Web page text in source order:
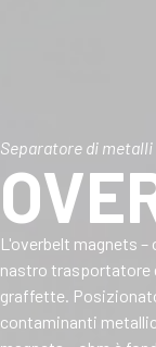
Separatore di metalli
L'overbelt magnets
nastro trasportatore
graffette.
contaminanti